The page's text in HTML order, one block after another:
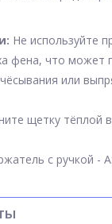
Не используйте
фена, что
или
щетку тёплой
с ручкой -